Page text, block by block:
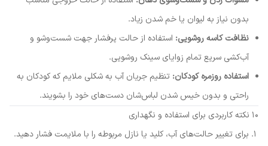
بدون نیاز به لیوان یا خم شدن زیاد.
نظافت کاسه روشویی: استفاده از حالت پرفشار جهت شست‌وشو و
آب‌کشی سریع تمام زوایای سینک روشویی.
استفاده روزمره کودکان: تنظیم جریان آب به شکلی ملایم که کودکان به
راحتی و بدون خیس شدن لباس‌شان دست‌های خود را بشویند.
۱۰ نکته کاربردی برای استفاده و نگهداری
برای تغییر حالت‌های آب، کلید یا نازل مربوطه را با ملایمت فشار دهید.